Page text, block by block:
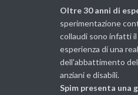
Oltre 30 anni di
sperimentazione
collaudi sono infatti
esperienza di una
dell'abbattimento
anziani e disabili.
Spim presenta una